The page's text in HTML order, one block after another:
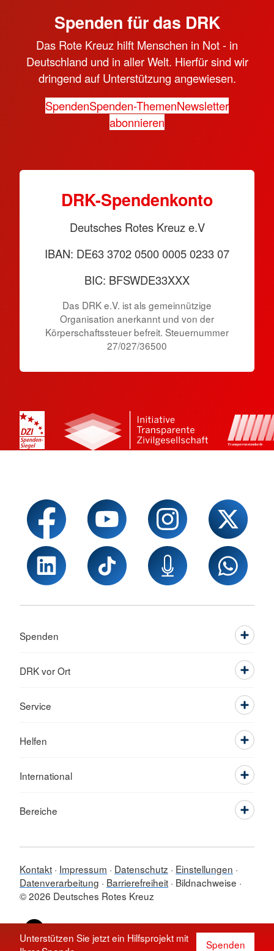
Unterstützen Sie jetzt ein Hilfsprojekt mit
Spenden
Spenden für das DRK
Das Rote Kreuz hilft Menschen in Not - in
Deutschland und in aller Welt. Hierfür sind wir
dringend auf Unterstützung angewiesen.
SpendenSpenden-ThemenNewsletter
abonnieren
DRK-Spendenkonto
Deutsches Rotes Kreuz e.V
IBAN: DE63 3702 0500 0005 0233 07
BIC: BFSWDE33XXX
Das DRK e.V. ist als gemeinnützige
Organisation anerkannt und von der
Körperschaftssteuer befreit. Steuernummer
27/027/36500
Spenden
DRK vor Ort
Service
Helfen
International
Bereiche
Kontakt Impressum Datenschutz
Einstellungen
Datenverarbeitung
Barrierefreiheit Bildnachweise
© 2026 Deutsches Rotes Kreuz
Sprache wechseln zu